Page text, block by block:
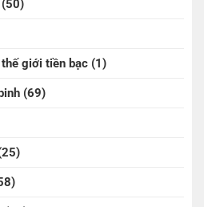
(50)
giới tiền bạc (1)
(69)